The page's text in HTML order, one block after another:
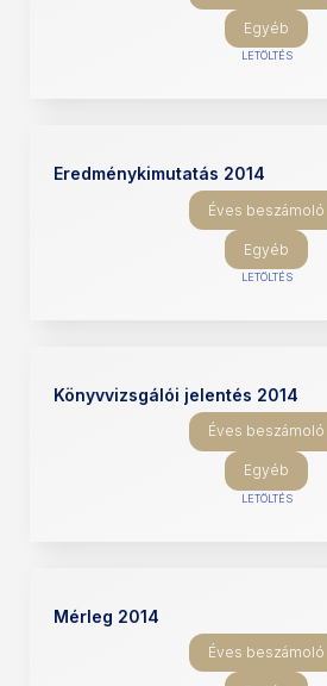
Egyéb
LETÖLTÉS
Eredménykimutatás 2014
Éves beszámoló
Egyéb
LETÖLTÉS
Könyvvizsgálói jelentés 2014
Éves beszámoló
Egyéb
LETÖLTÉS
Mérleg 2014
Éves beszámoló